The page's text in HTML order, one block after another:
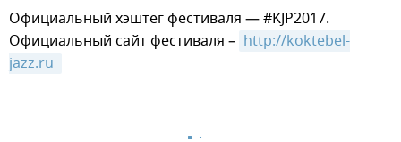
Официальный хэштег фестиваля — #KJP2017.
Официальный сайт фестиваля – http://koktebel-
jazz.ru